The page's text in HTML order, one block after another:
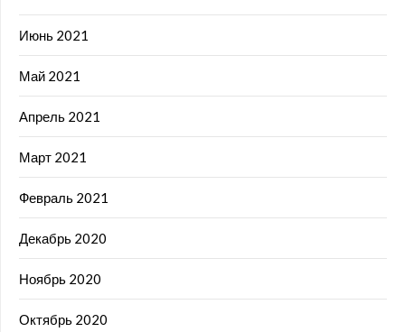
Июнь 2021
Май 2021
Апрель 2021
Март 2021
Февраль 2021
Декабрь 2020
Ноябрь 2020
Октябрь 2020